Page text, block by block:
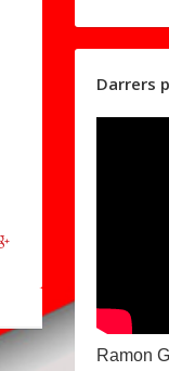
Darrers
Ramon